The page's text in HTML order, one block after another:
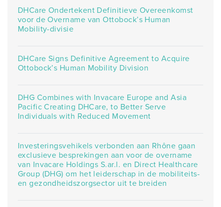
DHCare Ondertekent Definitieve Overeenkomst
voor de Overname van Ottobock’s Human
Mobility-divisie
DHCare Signs Definitive Agreement to Acquire
Ottobock’s Human Mobility Division
DHG Combines with Invacare Europe and Asia
Pacific Creating DHCare, to Better Serve
Individuals with Reduced Movement
Investeringsvehikels verbonden aan Rhône gaan
exclusieve besprekingen aan voor de overname
van Invacare Holdings S.ar.l. en Direct Healthcare
Group (DHG) om het leiderschap in de mobiliteits-
en gezondheidszorgsector uit te breiden